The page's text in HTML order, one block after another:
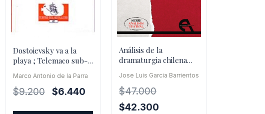
Dostoievsky va a la
playa ; Telemaco sub-
Marco Antonio de la Parra
$9.200
El
$6.440
Análisis de la
dramaturgia chilena
Jose Luis Garcia Barrientos
$47.000
El
$42.300